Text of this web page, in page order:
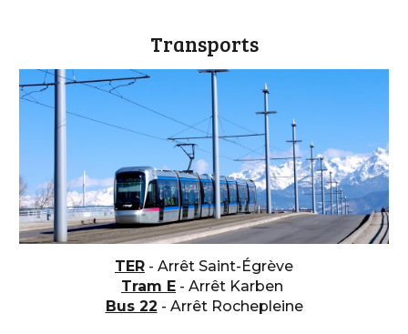
Transports
TER - Arrêt Saint-Égrève
Tram E - Arrêt Karben
Bus 22 - Arrêt Rochepleine